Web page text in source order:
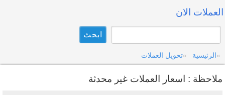
العملات الان
الرئيسية تحويل العملات
ملاحظة : اسعار العملات غير محدثة